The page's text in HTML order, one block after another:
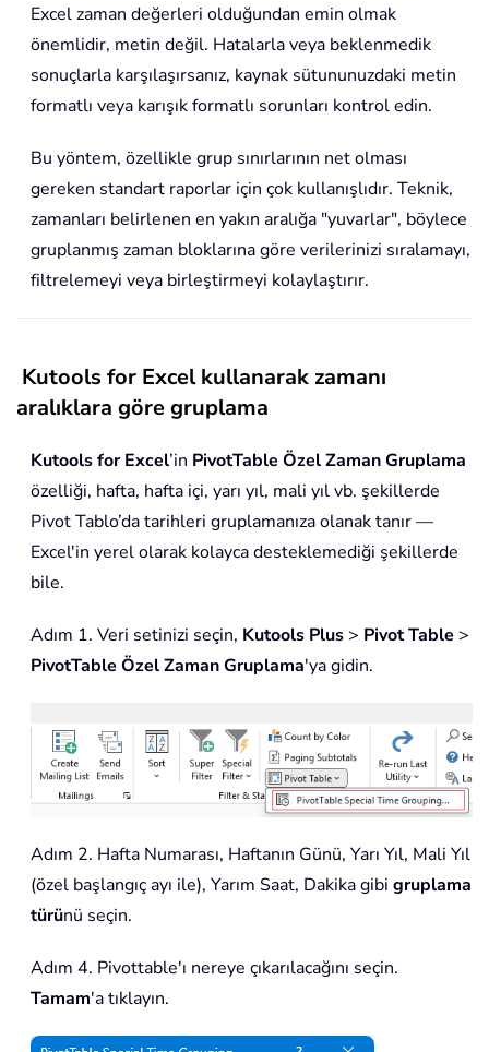
Excel zaman değerleri olduğundan emin olmak
önemlidir, metin değil. Hatalarla veya beklenmedik
sonuçlarla karşılaşırsanız, kaynak sütununuzdaki metin
formatlı veya karışık formatlı sorunları kontrol edin.
Bu yöntem, özellikle grup sınırlarının net olması
gereken standart raporlar için çok kullanışlıdır. Teknik,
zamanları belirlenen en yakın aralığa "yuvarlar", böylece
gruplanmış zaman bloklarına göre verilerinizi sıralamayı,
filtrelemeyi veya birleştirmeyi kolaylaştırır.
Kutools for Excel kullanarak zamanı
aralıklara göre gruplama
Kutools for Excel’in PivotTable Özel Zaman Gruplama
özelliği, hafta, hafta içi, yarı yıl, mali yıl vb. şekillerde
Pivot Tablo’da tarihleri gruplamanıza olanak tanır —
Excel'in yerel olarak kolayca desteklemediği şekillerde
bile.
Adım 1. Veri setinizi seçin, Kutools Plus > Pivot Table >
PivotTable Özel Zaman Gruplama'ya gidin.
Adım 2. Hafta Numarası, Haftanın Günü, Yarı Yıl, Mali Yıl
(özel başlangıç ayı ile), Yarım Saat, Dakika gibi gruplama
türünü seçin.
Adım 4. Pivottable'ı nereye çıkarılacağını seçin.
Tamam'a tıklayın.